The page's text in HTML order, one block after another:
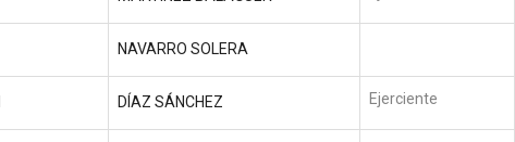
NAVARRO SOLERA
DÍAZ SÁNCHEZ Ejerciente